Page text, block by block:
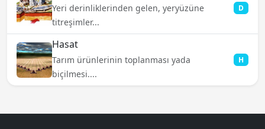
Yeri derinliklerinden gelen, yeryüzüne
titreşimler...
D
Hasat
Tarım ürünlerinin toplanması yada
biçilmesi....
H